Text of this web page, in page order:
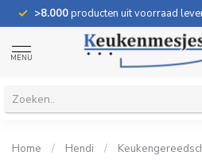
>8.000producten uit voorraad
MENU
Home / Hendi /